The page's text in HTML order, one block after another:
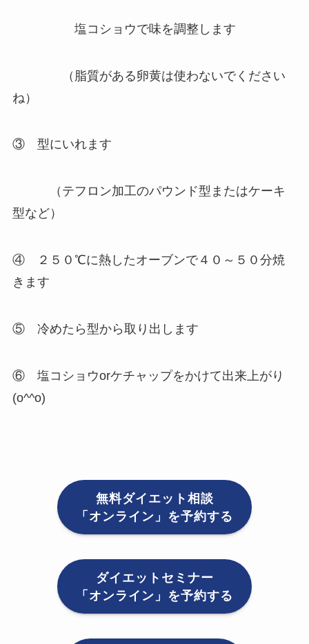
塩コショウで味を調整します
（脂質がある卵黄は使わないでください
ね）
③ 型にいれます
（テフロン加工のパウンド型またはケーキ
型など）
④ ２５０℃に熱したオーブンで４０～５０分焼
きます
⑤ 冷めたら型から取り出します
⑥ 塩コショウorケチャップをかけて出来上がり
(o^^o)
無料ダイエット相談
「オンライン」を予約する
ダイエットセミナー
「オンライン」を予約する